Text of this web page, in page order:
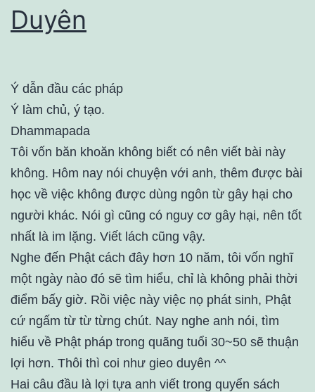
Duyên
Ý dẫn đầu các pháp
Ý làm chủ, ý tạo.
Dhammapada
Tôi vốn băn khoăn không biết có nên viết bài này
không. Hôm nay nói chuyện với anh, thêm được bài
học về việc không được dùng ngôn từ gây hại cho
người khác. Nói gì cũng có nguy cơ gây hại, nên tốt
nhất là im lặng. Viết lách cũng vậy.
Nghe đến Phật cách đây hơn 10 năm, tôi vốn nghĩ
một ngày nào đó sẽ tìm hiểu, chỉ là không phải thời
điểm bấy giờ. Rồi việc này việc nọ phát sinh, Phật
cứ ngấm từ từ từng chút. Nay nghe anh nói, tìm
hiểu về Phật pháp trong quãng tuổi 30~50 sẽ thuận
lợi hơn. Thôi thì coi như gieo duyên ^^
Hai câu đầu là lợi tựa anh viết trong quyển sách